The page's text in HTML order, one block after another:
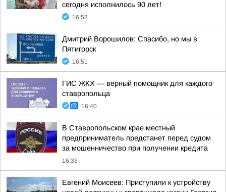
сегодня исполнилось 90 лет!
16:58
Дмитрий Ворошилов: Спасибо, но мы в
Пятигорск
16:51
ГИС ЖКХ — верный помощник для каждого
ставропольца
16:40
В Ставропольском крае местный
предприниматель предстанет перед судом
за мошенничество при получении кредита
16:33
Евгений Моисеев: Приступили к устройству